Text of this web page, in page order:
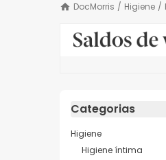
DocMorris / Higiene /
Categorias
Higiene
Higiene íntima